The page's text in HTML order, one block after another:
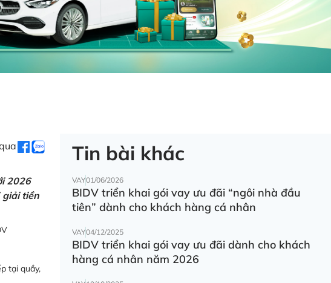
2026
giải tiền
tại quầy,
Tin bài khác
VAY01/06/2026
BIDV triển khai gói vay ưu đãi “ngôi nhà đầu
tiên” dành cho khách hàng cá nhân
VAY04/12/2025
BIDV triển khai gói vay ưu đãi dành cho khách
hàng cá nhân năm 2026